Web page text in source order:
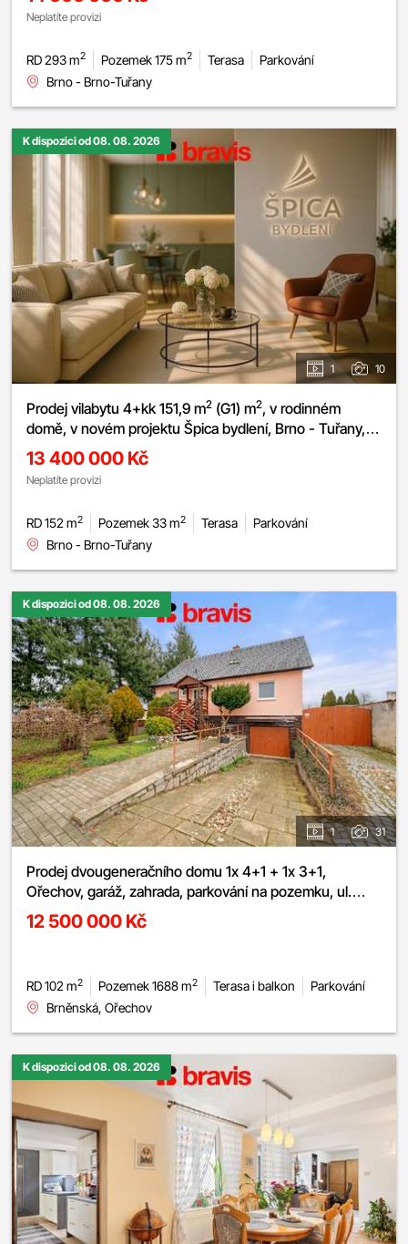
Neplatíte provizi
RD 293 m2 Pozemek 175 m2 Terasa
Parkování
Brno - Brno-Tuřany
K dispozici od 08. 08. 2026
1 10
Prodej vilabytu 4+kk 151,9 m2 (G1) m2, v rodinném
domě, v novém projektu Špica bydlení, Brno - Tuřany,
zahrádka, 2x terasa, parkování.
13 400 000 Kč
Neplatíte provizi
RD 152 m2 Pozemek 33 m2 Terasa
Parkování
Brno - Brno-Tuřany
K dispozici od 08. 08. 2026
1 31
Prodej dvougeneračního domu 1x 4+1 + 1x 3+1,
Ořechov, garáž, zahrada, parkování na pozemku, ul.
Brněnská
12 500 000 Kč
RD 102 m2 Pozemek 1688 m2 Terasa i balkon
Parkování
Brněnská, Ořechov
K dispozici od 08. 08. 2026